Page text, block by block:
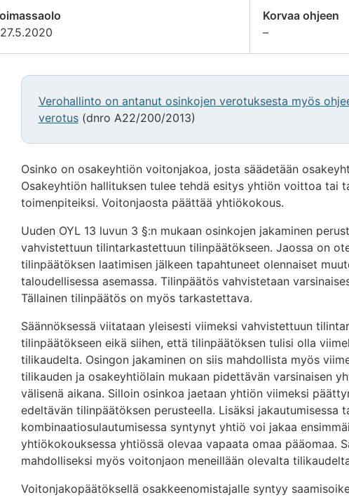
saatavilla
ei
saatavilla
Korvaa ohjeen
–Tietoa
Verohallinto on antanut osinkojen verotuksesta myös
verotus(dnro A22/200/2013)
Osinko on osakeyhtiön voitonjakoa, josta säädetään
Osakeyhtiön hallituksen tulee tehdä esitys yhtiön voittoa tai
toimenpiteiksi. Voitonjaosta päättää yhtiökokous.
Uuden OYL 13 luvun 3 §:n mukaan osinkojen jakaminen
vahvistettuun tilintarkastettuun tilinpäätökseen. Jaossa on
tilinpäätöksen laatimisen jälkeen tapahtuneet olennaiset
taloudellisessa asemassa. Tilinpäätös vahvistetaan
Tällainen tilinpäätös on myös tarkastettava.
Säännöksessä viitataan yleisesti viimeksi vahvistettuun
tilinpäätökseen eikä siihen, että tilinpäätöksen tulisi olla
tilikaudelta. Osingon jakaminen on siis mahdollista myös
tilikauden ja osakeyhtiölain mukaan pidettävän varsinaisen
välisenä aikana. Silloin osinkoa jaetaan yhtiön viimeksi
edeltävän tilinpäätöksen perusteella. Lisäksi jakautumisessa
kombinaatiosulautumisessa syntynyt yhtiö voi jakaa
yhtiökokouksessa yhtiössä olevaa vapaata omaa pääomaa.
mahdolliseksi myös voitonjaon meneillään olevalta
Voitonjakopäätöksellä osakkeenomistajalle syntyy